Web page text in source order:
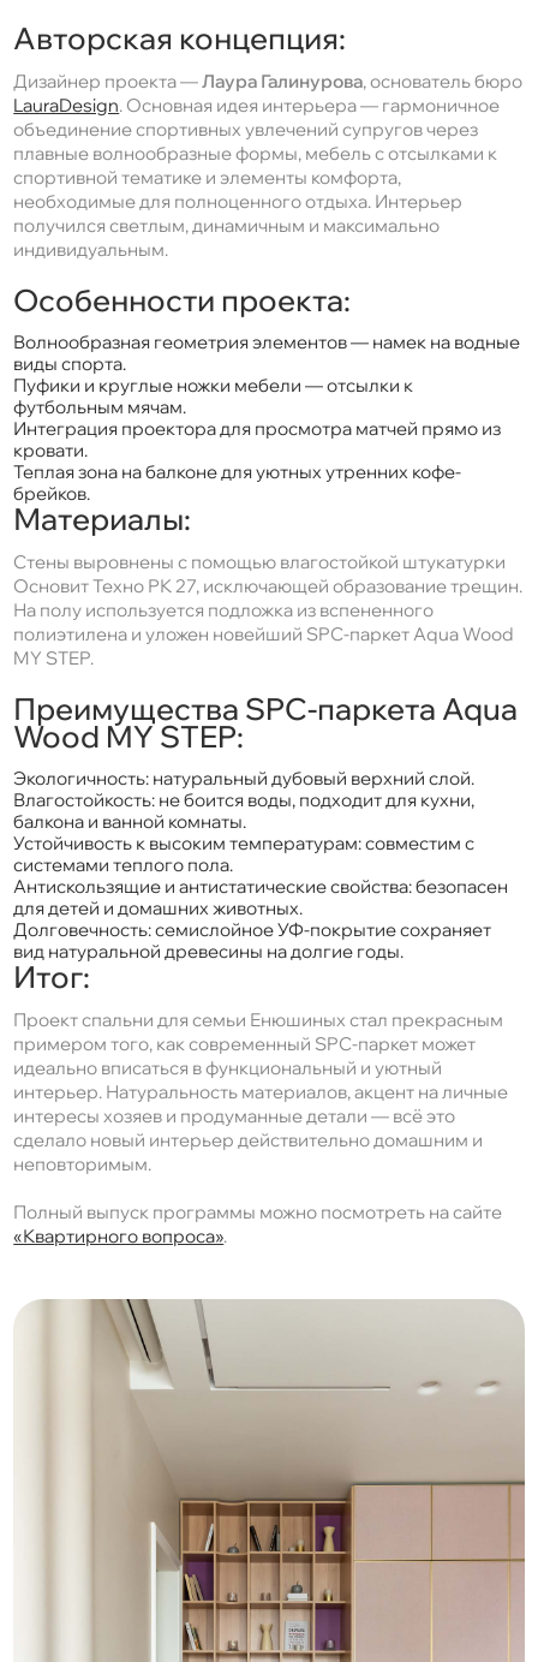
Авторская концепция:
Дизайнер проекта —Лаура Галинурова, основатель бюро
LauraDesign. Основная идея интерьера — гармоничное
объединение спортивных увлечений супругов через
плавные волнообразные формы, мебель с отсылками к
спортивной тематике и элементы комфорта,
необходимые для полноценного отдыха. Интерьер
получился светлым, динамичным и максимально
индивидуальным.
Особенности проекта:
Волнообразная геометрия элементов — намек на водные
виды спорта.
Пуфики и круглые ножки мебели — отсылки к
футбольным мячам.
Интеграция проектора для просмотра матчей прямо из
кровати.
Теплая зона на балконе для уютных утренних кофе-
брейков.
Материалы:
Стены выровнены с помощью влагостойкой штукатурки
Основит Техно РК 27, исключающей образование трещин.
На полу используется подложка из вспененного
полиэтилена и уложен новейший SPC-паркет Aqua Wood
MY STEP.
Преимущества SPC-паркета Aqua
Wood MY STEP:
Экологичность: натуральный дубовый верхний слой.
Влагостойкость: не боится воды, подходит для кухни,
балкона и ванной комнаты.
Устойчивость к высоким температурам: совместим с
системами теплого пола.
Антискользящие и антистатические свойства: безопасен
для детей и домашних животных.
Долговечность: семислойное УФ-покрытие сохраняет
вид натуральной древесины на долгие годы.
Итог:
Проект спальни для семьи Енюшиных стал прекрасным
примером того, как современный SPC-паркет может
идеально вписаться в функциональный и уютный
интерьер. Натуральность материалов, акцент на личные
интересы хозяев и продуманные детали — всё это
сделало новый интерьер действительно домашним и
неповторимым.
Полный выпуск программы можно посмотреть на сайте
«Квартирного вопроса».